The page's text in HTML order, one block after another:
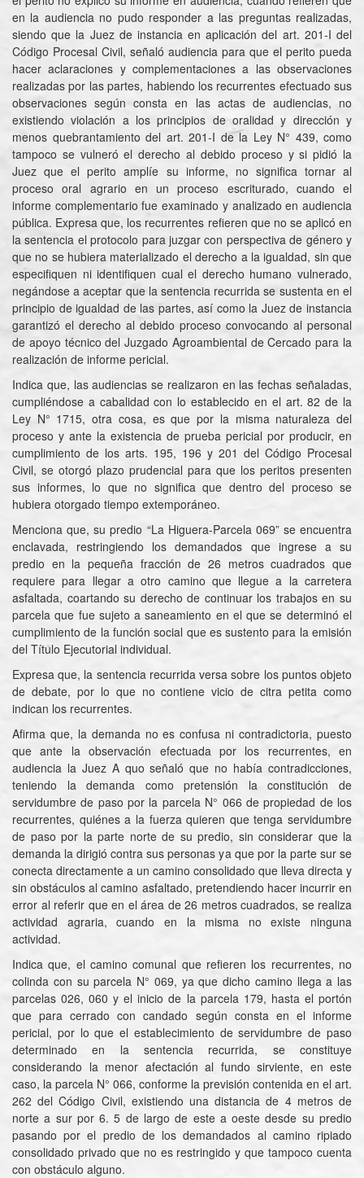
en la audiencia no pudo responder a las preguntas realizadas,
siendo que la Juez de instancia en aplicación del art. 201-I del
Código Procesal Civil, señaló audiencia para que el perito pueda
hacer aclaraciones y complementaciones a las observaciones
realizadas por las partes, habiendo los recurrentes efectuado sus
observaciones según consta en las actas de audiencias, no
existiendo violación a los principios de oralidad y dirección y
menos quebrantamiento del art. 201-I de la Ley N° 439, como
tampoco se vulneró el derecho al debido proceso y si pidió la
Juez que el perito amplíe su informe, no significa tornar al
proceso oral agrario en un proceso escriturado, cuando el
informe complementario fue examinado y analizado en audiencia
pública. Expresa que, los recurrentes refieren que no se aplicó en
la sentencia el protocolo para juzgar con perspectiva de género y
que no se hubiera materializado el derecho a la igualdad, sin que
especifiquen ni identifiquen cual el derecho humano vulnerado,
negándose a aceptar que la sentencia recurrida se sustenta en el
principio de igualdad de las partes, así como la Juez de instancia
garantizó el derecho al debido proceso convocando al personal
de apoyo técnico del Juzgado Agroambiental de Cercado para la
realización de informe pericial.
Indica que, las audiencias se realizaron en las fechas señaladas,
cumpliéndose a cabalidad con lo establecido en el art. 82 de la
Ley N° 1715, otra cosa, es que por la misma naturaleza del
proceso y ante la existencia de prueba pericial por producir, en
cumplimiento de los arts. 195, 196 y 201 del Código Procesal
Civil, se otorgó plazo prudencial para que los peritos presenten
sus informes, lo que no significa que dentro del proceso se
hubiera otorgado tiempo extemporáneo.
Menciona que, su predio “La Higuera-Parcela 069” se encuentra
enclavada, restringiendo los demandados que ingrese a su
predio en la pequeña fracción de 26 metros cuadrados que
requiere para llegar a otro camino que llegue a la carretera
asfaltada, coartando su derecho de continuar los trabajos en su
parcela que fue sujeto a saneamiento en el que se determinó el
cumplimiento de la función social que es sustento para la emisión
del Título Ejecutorial individual.
Expresa que, la sentencia recurrida versa sobre los puntos objeto
de debate, por lo que no contiene vicio de citra petita como
indican los recurrentes.
Afirma que, la demanda no es confusa ni contradictoria, puesto
que ante la observación efectuada por los recurrentes, en
audiencia la Juez A quo señaló que no había contradicciones,
teniendo la demanda como pretensión la constitución de
servidumbre de paso por la parcela N° 066 de propiedad de los
recurrentes, quiénes a la fuerza quieren que tenga servidumbre
de paso por la parte norte de su predio, sin considerar que la
demanda la dirigió contra sus personas ya que por la parte sur se
conecta directamente a un camino consolidado que lleva directa y
sin obstáculos al camino asfaltado, pretendiendo hacer incurrir en
error al referir que en el área de 26 metros cuadrados, se realiza
actividad agraria, cuando en la misma no existe ninguna
actividad.
Indica que, el camino comunal que refieren los recurrentes, no
colinda con su parcela N° 069, ya que dicho camino llega a las
parcelas 026, 060 y el inicio de la parcela 179, hasta el portón
que para cerrado con candado según consta en el informe
pericial, por lo que el establecimiento de servidumbre de paso
determinado en la sentencia recurrida, se constituye
considerando la menor afectación al fundo sirviente, en este
caso, la parcela N° 066, conforme la previsión contenida en el art.
262 del Código Civil, existiendo una distancia de 4 metros de
norte a sur por 6. 5 de largo de este a oeste desde su predio
pasando por el predio de los demandados al camino ripiado
consolidado privado que no es restringido y que tampoco cuenta
con obstáculo alguno.